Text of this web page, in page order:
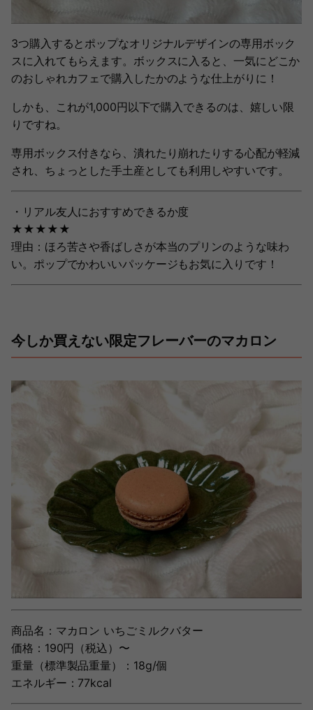
3つ購入するとポップなオリジナルデザインの専用ボック
スに入れてもらえます。ボックスに入ると、一気にどこか
のおしゃれカフェで購入したかのような仕上がりに！
しかも、これが1,000円以下で購入できるのは、嬉しい限
りですね。
専用ボックス付きなら、潰れたり崩れたりする心配が軽減
され、ちょっとした手土産としても利用しやすいです。
・リアル友人におすすめできるか度
★★★★★
理由：ほろ苦さや香ばしさが本当のプリンのような味わ
い。ポップでかわいいパッケージもお気に入りです！
今しか買えない限定フレーバーのマカロン
商品名：マカロン いちごミルクバター
価格：190円（税込）〜
重量（標準製品重量）：18g/個
エネルギー：77kcal